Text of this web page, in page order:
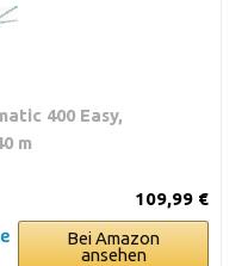
400 Easy,
m
109,99 €
Bei Amazon
ansehen